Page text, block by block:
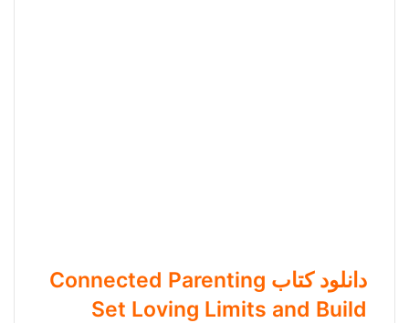
دانلود کتاب Connected Parenting
Set Loving Limits and Build